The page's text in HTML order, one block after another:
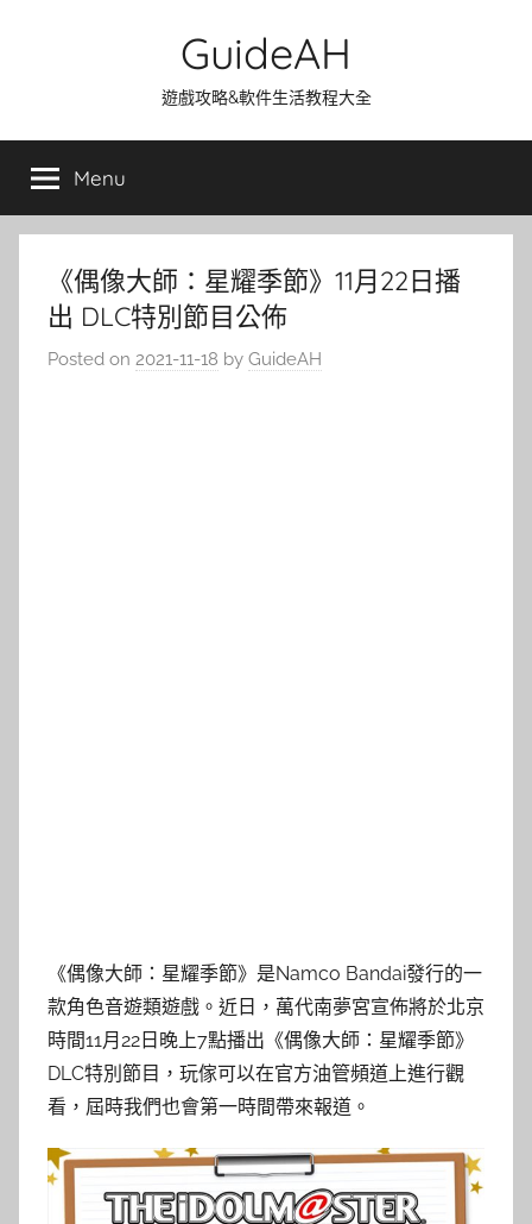
GuideAH
遊戲攻略&軟件生活教程大全
Menu
《偶像大師：星耀季節》11月22日播
出 DLC特別節目公佈
Posted on 2021-11-18 by GuideAH
《偶像大師：星耀季節》是Namco Bandai發行的一
款角色音遊類遊戲。近日，萬代南夢宮宣佈將於北京
時間11月22日晚上7點播出《偶像大師：星耀季節》
DLC特別節目，玩傢可以在官方油管頻道上進行觀
看，屆時我們也會第一時間帶來報道。